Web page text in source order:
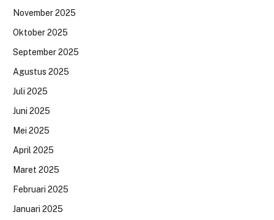
November 2025
Oktober 2025
September 2025
Agustus 2025
Juli 2025
Juni 2025
Mei 2025
April 2025
Maret 2025
Februari 2025
Januari 2025